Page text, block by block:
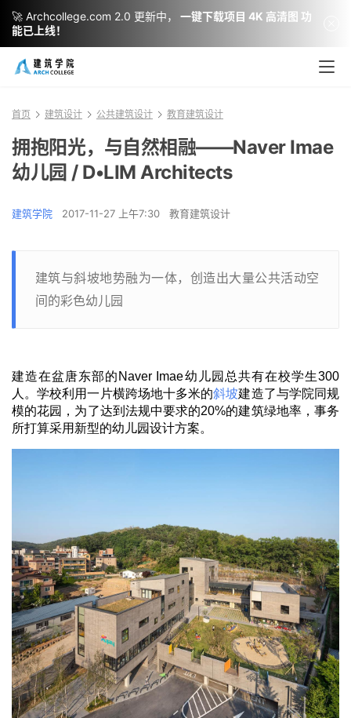
首页 建筑设计 公共建筑设计 教育建筑设计
拥抱阳光，与自然相融——Naver Imae
幼儿园 / D•LIM Architects
建筑学院 2017-11-27 上午7:30 教育建筑设计
建筑与斜坡地势融为一体，创造出大量公共活动空
间的彩色幼儿园
建造在盆唐东部的 Naver Imae幼儿园总共有在校学生300
人。学校利用一片横跨场地十多米的斜坡建造了与学院同规
模的花园，为了达到法规中要求的20%的建筑绿地率，事务
所打算采用新型的幼儿园设计方案。
🚀 Archcollege.com 2.0 更新中，
一键下载项目 4K 高清图 功
能已上线！